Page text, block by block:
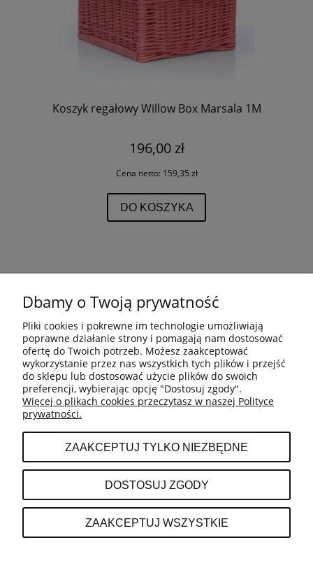
Koszyk regałowy Willow Box Marsala 1M
196,00 zł
Cena netto: 159,35 zł
DO KOSZYKA
REGULAMIN
ZWROTY
REKLAMACJE
O FIRMIE
Dbamy o Twoją prywatność
Pliki cookies i pokrewne im technologie umożliwiają
poprawne działanie strony i pomagają nam dostosować
ofertę do Twoich potrzeb. Możesz zaakceptować
wykorzystanie przez nas wszystkich tych plików i przejść
do sklepu lub dostosować użycie plików do swoich
preferencji, wybierając opcję "Dostosuj zgody".
Więcej o plikach cookies przeczytasz w naszej Polityce
prywatności.
ZAAKCEPTUJ TYLKO NIEZBĘDNE
DOSTOSUJ ZGODY
ZAAKCEPTUJ WSZYSTKIE